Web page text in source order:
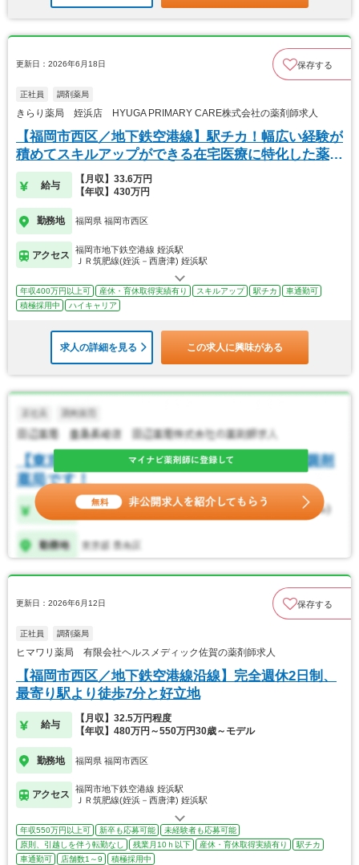
更新日：2026年6月18日 保存する
正社員 調剤薬局
きらり薬局 姪浜店 HYUGA PRIMARY CARE株式会社の薬剤師求人
【福岡市西区／地下鉄空港線】駅チカ！幅広い経験が
積めてスキルアップができる在宅医療に特化した薬局
です
給与
【月収】33.6万円
【年収】430万円
勤務地 福岡県 福岡市西区
アクセス
福岡市地下鉄空港線 姪浜駅
ＪＲ筑肥線(姪浜－西唐津) 姪浜駅
年収400万円以上可 産休・育休取得実績有り スキルアップ 駅チカ
車通勤可
積極採用中
ハイキャリア
求人の詳細を見る この求人に興味がある
更新日：2026年6月12日 保存する
正社員 調剤薬局
ヒマワリ薬局 有限会社ヘルスメディック佐賀の薬剤師求人
【福岡市西区／地下鉄空港線沿線】完全週休2日制、
最寄り駅より徒歩7分と好立地
給与
【月収】32.5万円程度
【年収】480万円～550万円30歳～モデル
勤務地 福岡県 福岡市西区
アクセス
福岡市地下鉄空港線 姪浜駅
ＪＲ筑肥線(姪浜－西唐津) 姪浜駅
年収550万円以上可 新卒も応募可能
未経験者も応募可能
原則、引越しを伴う転勤なし
残業月10ｈ以下 産休・育休取得実績有り
駅チカ
車通勤可
店舗数1～9 積極採用中